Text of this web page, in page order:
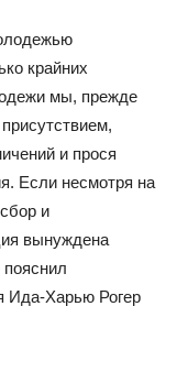
крайних
мы, прежде
и прося
Если несмотря на
и
вынуждена
Ида-Харью Рогер